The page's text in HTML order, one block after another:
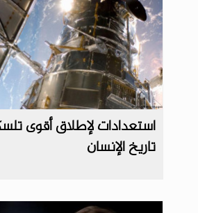
استعدادات لإطلاق أقوى
تاريخ الإنسان